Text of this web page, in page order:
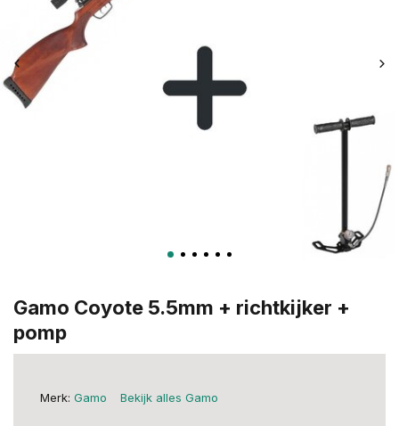
Gamo Coyote 5.5mm + richtkijker +
pomp
Merk: Gamo Bekijk alles Gamo